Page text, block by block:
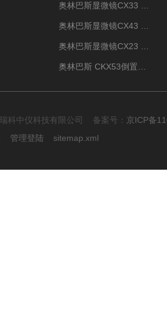
科中仪科技有限公司 备案号： 京ICP备
管理登陆 sitemap.xml